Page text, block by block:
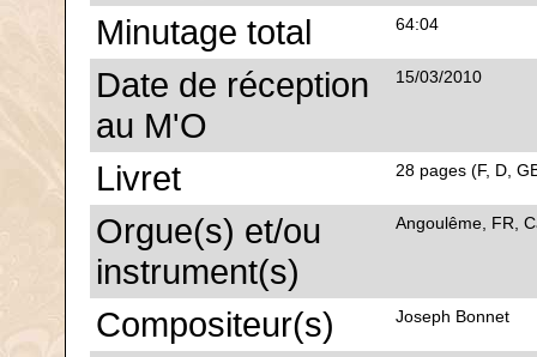
Minutage total 64:04
Date de réception
au M'O
15/03/2010
Livret 28 pages (F, D,
Orgue(s) et/ou
instrument(s)
Angoulême, FR,
Compositeur(s) Joseph Bonnet